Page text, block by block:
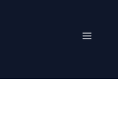
Menu